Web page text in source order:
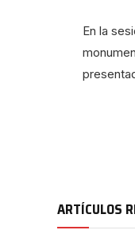
En la
ARTÍCULOS